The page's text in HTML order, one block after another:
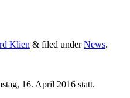
Klien & filed underNews.
16. April 2016 statt.